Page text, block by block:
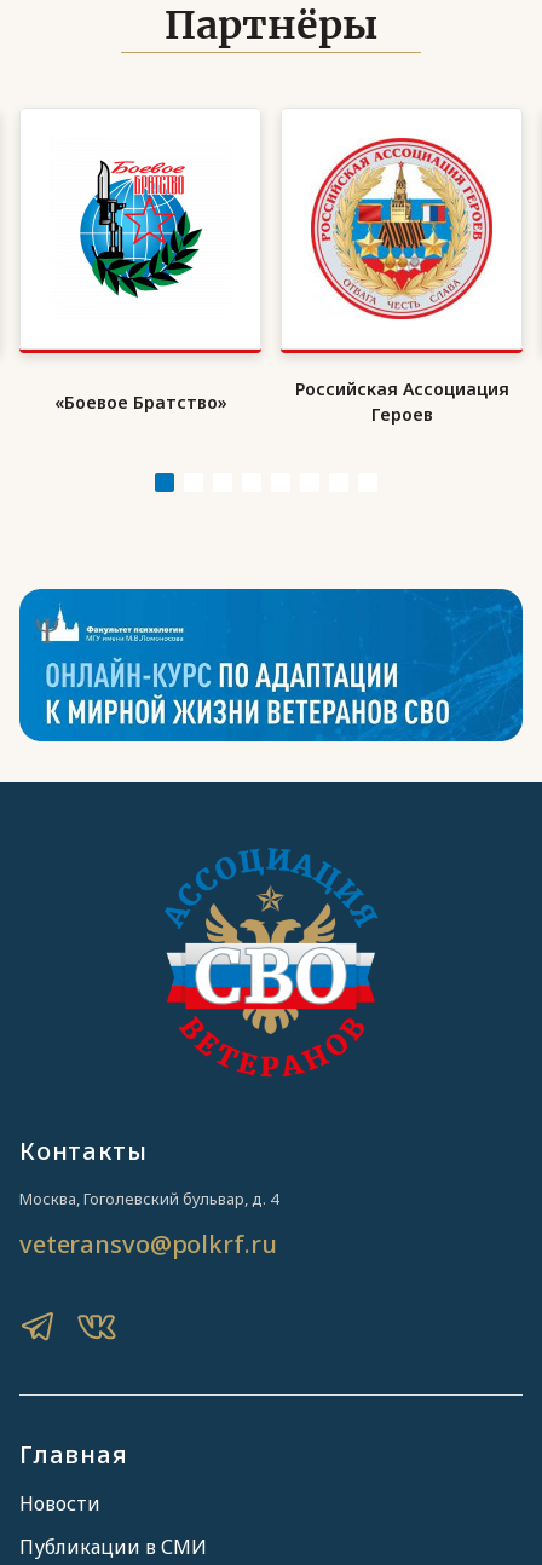
Партнёры
«Боевое Братство»
Российская Ассоциация
Героев
Главная
Новости
Публикации в СМИ
Контакты
Москва, Гоголевский бульвар, д. 4
veteransvo@polkrf.ru